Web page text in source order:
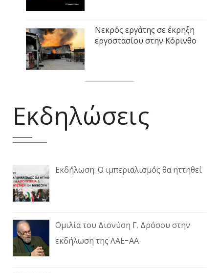
Νεκρός εργάτης σε έκρηξη
εργοστασίου στην Κόρινθο
Εκδηλώσεις
Εκδήλωση: Ο ιμπεριαλισμός θα ηττηθεί
Ομιλία του Διονύση Γ. Δρόσου στην
εκδήλωση της ΛΑΕ-ΑΑ